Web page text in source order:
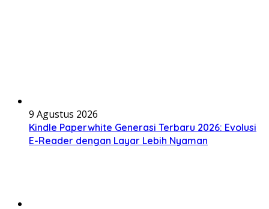
9 Agustus 2026
Kindle Paperwhite Generasi Terbaru 2026: Evolusi
E-Reader dengan Layar Lebih Nyaman